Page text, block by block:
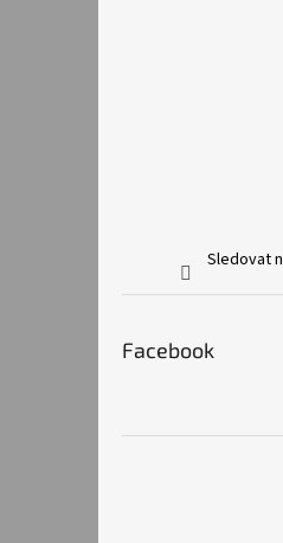
Sledovat
Facebook